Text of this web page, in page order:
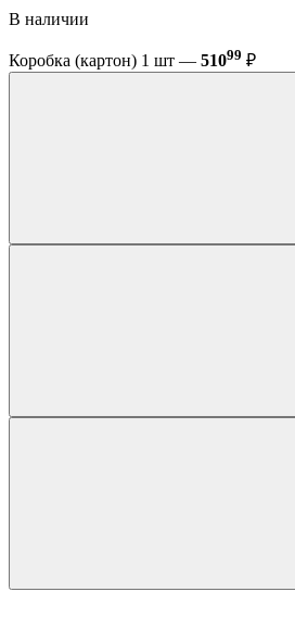
В наличии
Коробка (картон) 1 шт — 51099 ₽